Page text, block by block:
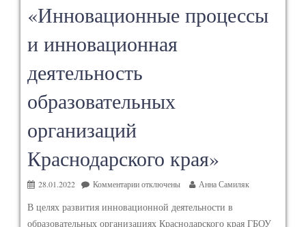
«Инновационные процессы
и инновационная
деятельность
образовательных
организаций
Краснодарского края»
28.01.2022 Комментарииотключены Анна Самиляк
В целях развития инновационной деятельности в
образовательных организациях Краснодарского края ГБОУ